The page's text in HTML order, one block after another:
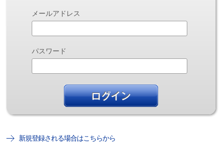
メールアドレス
パスワード
新規登録される場合はこちらから